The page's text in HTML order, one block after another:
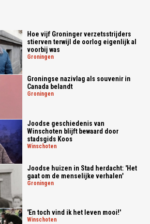
Hoe vijf Groninger verzetsstrijders
stierven terwijl de oorlog eigenlijk al
voorbij was
groningen
Groningse nazivlag als souvenir in
Canada belandt
groningen
Joodse geschiedenis van
Winschoten blijft bewaard door
stadsgids Koos
winschoten
Joodse huizen in Stad herdacht: 'Het
gaat om de menselijke verhalen'
groningen
'En toch vind ik het leven mooi!'
winschoten